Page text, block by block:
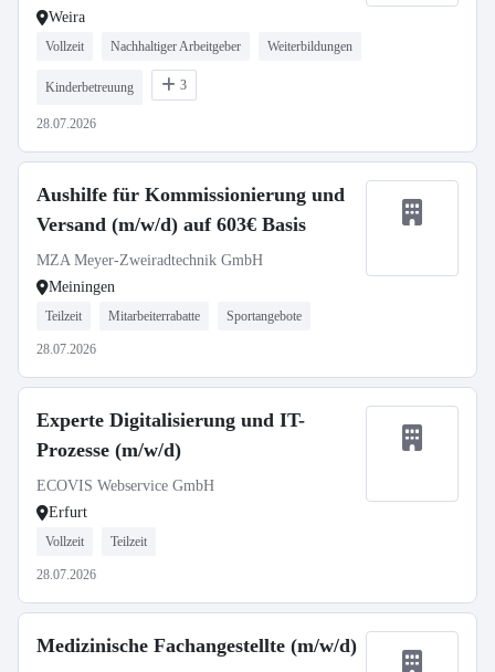
Weira
Vollzeit Nachhaltiger Arbeitgeber Weiterbildungen
Kinderbetreuung 3
28.07.2026
Aushilfe für Kommissionierung und
Versand (m/w/d) auf 603€ Basis
MZA Meyer-Zweiradtechnik GmbH
Meiningen
Teilzeit Mitarbeiterrabatte Sportangebote
28.07.2026
Experte Digitalisierung und IT-
Prozesse (m/w/d)
ECOVIS Webservice GmbH
Erfurt
Vollzeit Teilzeit
28.07.2026
Medizinische Fachangestellte (m/w/d)